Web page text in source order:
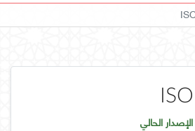
الإصدار الحالي